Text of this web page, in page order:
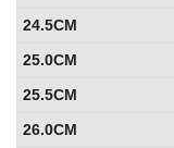
24.5CM
25.0CM
25.5CM
26.0CM